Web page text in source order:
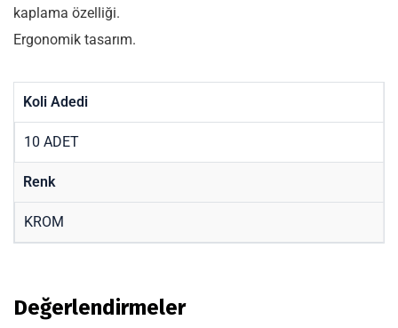
kaplama özelliği.
Ergonomik tasarım.
Koli Adedi
10 ADET
Renk
KROM
Değerlendirmeler